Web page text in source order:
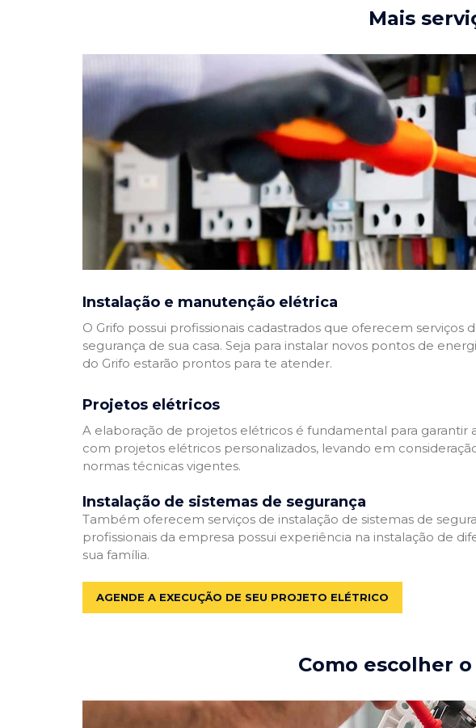
Mais
Instalação e manutenção elétrica
O Grifo possui profissionais cadastrados que oferecem
segurança de sua casa. Seja para instalar novos pontos de
do Grifo estarão prontos para te atender.
Projetos elétricos
A elaboração de projetos elétricos é fundamental para garantir
com projetos elétricos personalizados, levando em
normas técnicas vigentes.
Instalação de sistemas de segurança
Também oferecem serviços de instalação de sistemas de
profissionais da empresa possui experiência na instalação de
sua família.
AGENDE A EXECUÇÃO DE SEU PROJETO ELÉTRICO
Como escolher